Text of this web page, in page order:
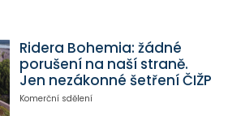
Ridera Bohemia: žádné
porušení na naší straně.
Jen nezákonné šetření ČIŽP
Komerční sdělení